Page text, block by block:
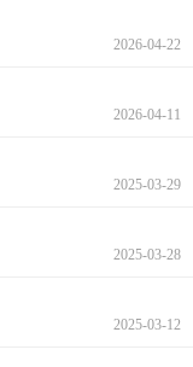
2026-04-22
2026-04-11
2025-03-29
2025-03-28
2025-03-12